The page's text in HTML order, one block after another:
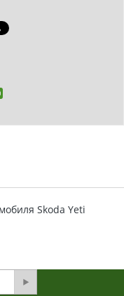
Skoda Yeti